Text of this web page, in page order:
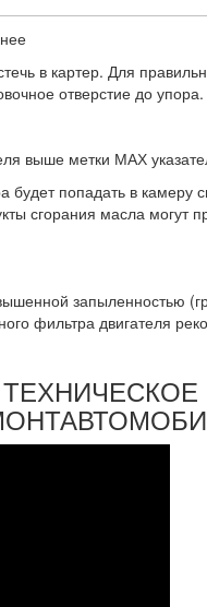
в картер. Для
отверстие до упора.
выше метки МАХ
будет попадать в камеру
сгорания масла могут
запыленностью
фильтра двигателя
ТЕХНИЧЕСКОЕ